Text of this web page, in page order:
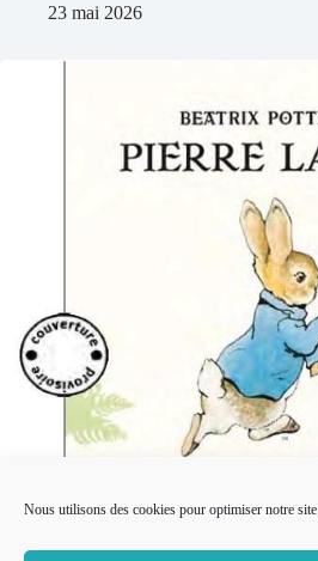
Nous utilisons des cookies pour optimiser notre
23 mai 2026